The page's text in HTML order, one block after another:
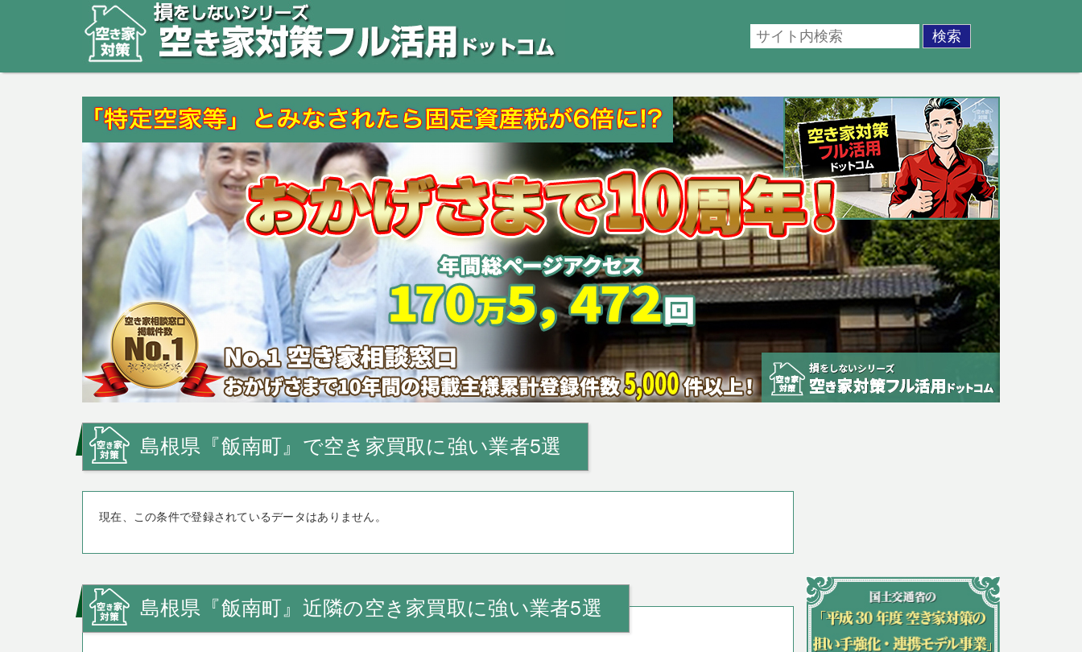
島根県『飯南町』で空き家買取に強い業者5選
現在、この条件で登録されているデータはありません。
島根県『飯南町』近隣の空き家買取に強い業者5選